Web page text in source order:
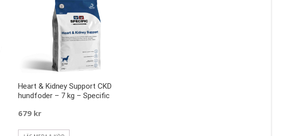
Heart & Kidney Support CKD
hundfoder – 7 kg – Specific
679 kr